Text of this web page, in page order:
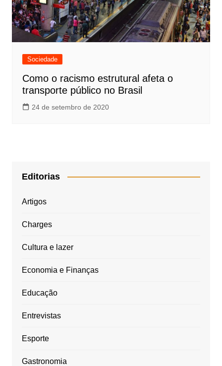
Sociedade
Como o racismo estrutural afeta o
transporte público no Brasil
24 de setembro de 2020
Editorias
Artigos
Charges
Cultura e lazer
Economia e Finanças
Educação
Entrevistas
Esporte
Gastronomia